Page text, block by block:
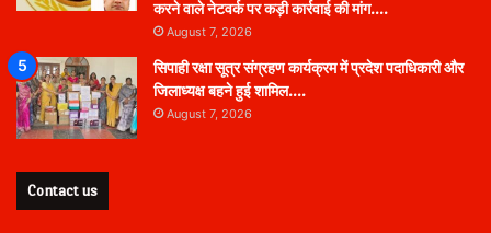
करने वाले नेटवर्क पर कड़ी कार्रवाई की मांग….
August 7, 2026
सिपाही रक्षा सूत्र संग्रहण कार्यक्रम में प्रदेश पदाधिकारी और
जिलाध्यक्ष बहने हुई शामिल….
August 7, 2026
Contact us